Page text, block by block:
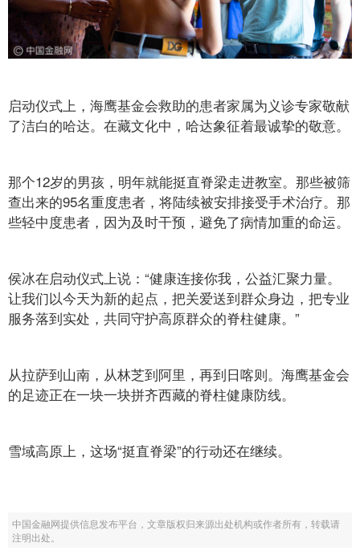
启动仪式上，海鹰基金会救助的患者家属为义诊专家敬献
了洁白的哈达。在藏文化中，哈达象征着最诚挚的敬意。
那个12岁的男孩，明年就能挺直脊梁走进教室。那些被筛
查出来的95名重度患者，将陆续被安排接受手术治疗。那
些轻中度患者，因为及时干预，避免了病情加重的命运。
侯冰在启动仪式上说：“健康连接你我，公益汇聚力量。
让我们以今天为新的起点，把关爱送到群众身边，把专业
服务落到实处，共同守护高原群众的脊柱健康。”
从拉萨到山南，从林芝到阿里，再到日喀则。海鹰基金会
的足迹正在一块一块拼齐西藏的脊柱健康防线。
雪域高原上，这场“挺直脊梁”的行动还在继续。
中国金融网提供信息发布平台，文章版权归来源出处机构或作者所有，转载请
注明出处。